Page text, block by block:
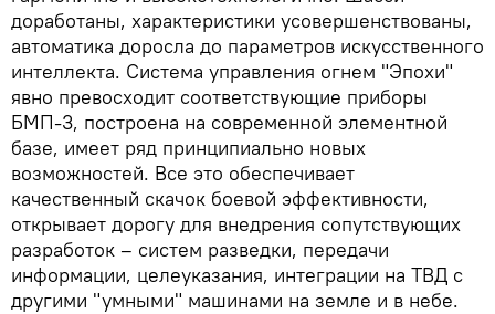
доработаны, характеристики усовершенствованы,
автоматика доросла до параметров искусственного
интеллекта. Система управления огнем "Эпохи"
явно превосходит соответствующие приборы
БМП-3, построена на современной элементной
базе, имеет ряд принципиально новых
возможностей. Все это обеспечивает
качественный скачок боевой эффективности,
открывает дорогу для внедрения сопутствующих
разработок – систем разведки, передачи
информации, целеуказания, интеграции на ТВД с
другими "умными" машинами на земле и в небе.